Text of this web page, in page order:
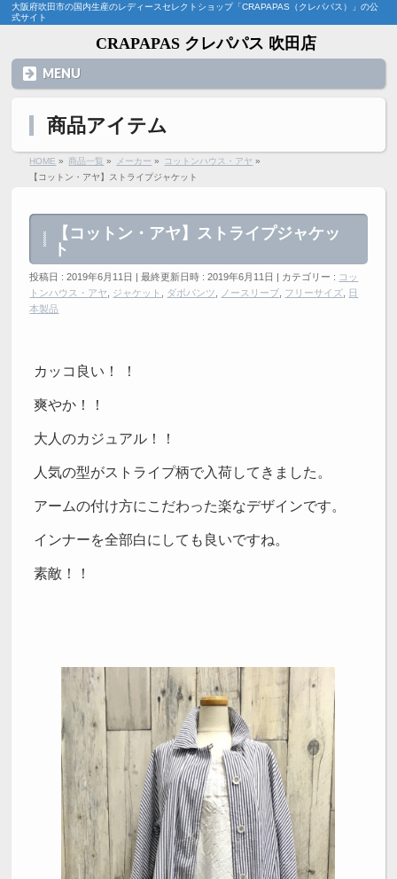
大阪府吹田市の国内生産のレディースセレクトショップ「CRAPAPAS（クレパパス）」の公
式サイト
CRAPAPAS クレパパス 吹田店
MENU
商品アイテム
HOME » 商品一覧 » メーカー » コットンハウス・アヤ »
【コットン・アヤ】ストライプジャケット
【コットン・アヤ】ストライプジャケッ
ト
投稿日 : 2019年6月11日 最終更新日時 : 2019年6月11日 カテゴリー : コッ
トンハウス・アヤ
ジャケット ダボパンツ ノースリーブ フリーサイズ
日
本製品
カッコ良い！ ！
爽やか！！
大人のカジュアル！！
人気の型がストライプ柄で入荷してきました。
アームの付け方にこだわった楽なデザインです。
インナーを全部白にしても良いですね。
素敵！！